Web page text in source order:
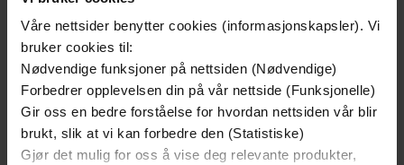
Våre nettsider benytter cookies (informasjonskapsler). Vi
bruker cookies til:
Nødvendige funksjoner på nettsiden (Nødvendige)
Forbedrer opplevelsen din på vår nettside (Funksjonelle)
Gir oss en bedre forståelse for hvordan nettsiden vår blir
brukt, slik at vi kan forbedre den (Statistiske)
Gjør det mulig for oss å vise deg relevante produkter,